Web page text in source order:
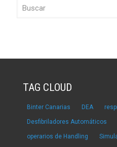
TAG CLOUD
Binter Canarias DEA
Desfibriladores Automáticos
operarios de Handling